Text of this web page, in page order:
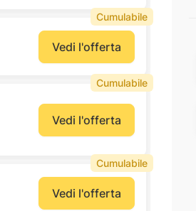
Vedi l'offerta
Cumulabile
Vedi l'offerta
Cumulabile
Vedi l'offerta
Cumulabile